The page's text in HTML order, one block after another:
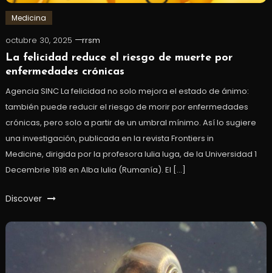
Medicina
octubre 30, 2025
rrsm
La felicidad reduce el riesgo de muerte por
enfermedades crónicas
Agencia SINC La felicidad no solo mejora el estado de ánimo:
también puede reducir el riesgo de morir por enfermedades
crónicas, pero solo a partir de un umbral mínimo. Así lo sugiere
una investigación, publicada en la revista Frontiers in
Medicine, dirigida por la profesora Iulia Iuga, de la Universidad 1
Decembrie 1918 en Alba Iulia (Rumanía). El […]
Discover